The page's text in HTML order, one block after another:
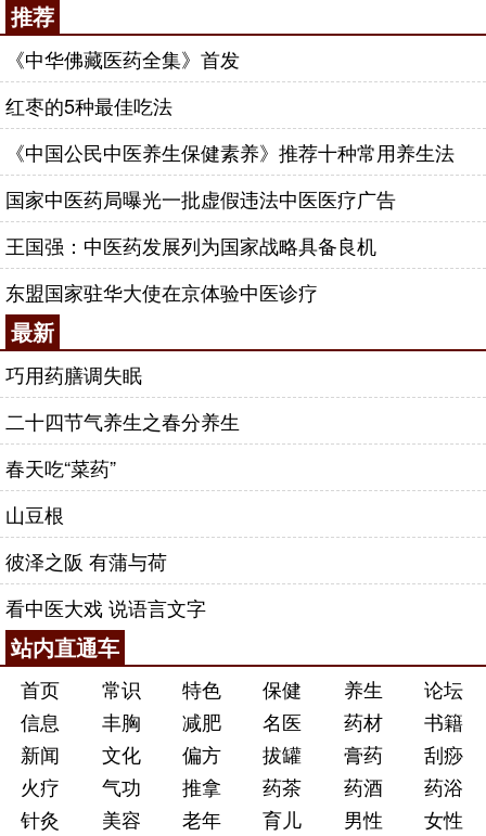
推荐
《中华佛藏医药全集》首发
红枣的5种最佳吃法
《中国公民中医养生保健素养》推荐十种常用养生法
国家中医药局曝光一批虚假违法中医医疗广告
王国强：中医药发展列为国家战略具备良机
东盟国家驻华大使在京体验中医诊疗
最新
巧用药膳调失眠
二十四节气养生之春分养生
春天吃“菜药”
山豆根
彼泽之阪 有蒲与荷
看中医大戏 说语言文字
站内直通车
首页 常识 特色 保健 养生
论坛
信息
丰胸 减肥 名医 药材
书籍
新闻
文化 偏方 拔罐 膏药
刮痧
火疗
气功 推拿 药茶 药酒
药浴
针灸
美容 老年 育儿 男性 女性